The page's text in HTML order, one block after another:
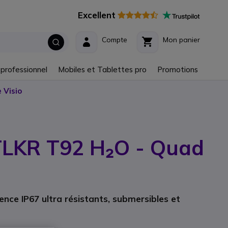
Excellent
Mon panier
Compte
Mobiles et Tablettes pro Promotions
Visio
T92 H₂O - Quad
IP67 ultra résistants, submersibles et